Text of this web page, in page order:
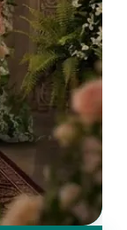
هـــذا
الخيـــــر